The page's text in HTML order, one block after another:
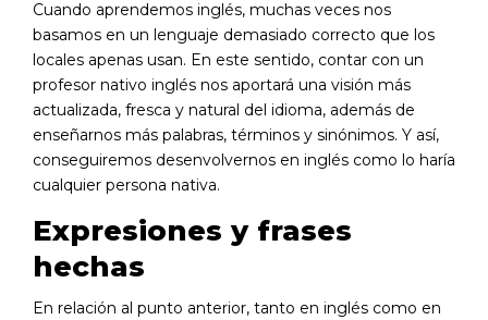
Cuando aprendemos inglés, muchas veces nos
basamos en un lenguaje demasiado correcto que los
locales apenas usan. En este sentido, contar con un
profesor nativo inglés nos aportará una visión más
actualizada, fresca y natural del idioma, además de
enseñarnos más palabras, términos y sinónimos. Y así,
conseguiremos desenvolvernos en inglés como lo haría
cualquier persona nativa.
Expresiones y frases
hechas
En relación al punto anterior, tanto en inglés como en